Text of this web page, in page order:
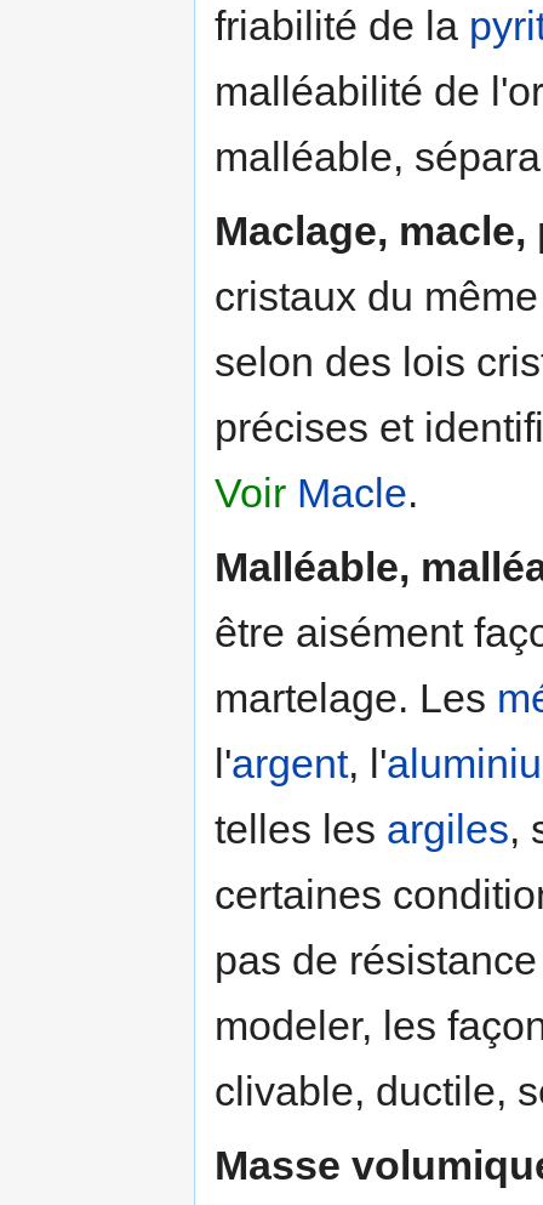
friabilité de la
malléabilité de
malléable,
Maclage,
cristaux du
selon des lois
précises et
Voir Macle.
Malléable,
être aisément
martelage. Les
l'argent, l'
telles les argiles,
certaines
pas de
modeler, les
clivable, ductile,
Masse